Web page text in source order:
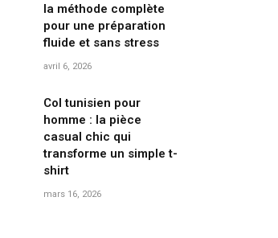
la méthode complète
pour une préparation
fluide et sans stress
avril 6, 2026
Col tunisien pour
homme : la pièce
casual chic qui
transforme un simple t-
shirt
mars 16, 2026